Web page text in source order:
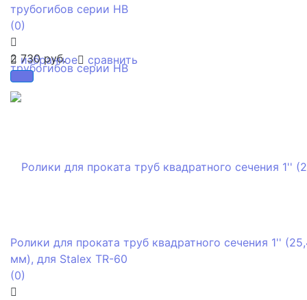
избранное сравнить
трубогибов серии HB
(0)
2 730 руб.
Ролики для проката труб квадратного сечения 1''
мм), для Stalex TR-60
(0)